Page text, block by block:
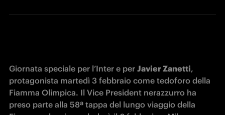
Giornata speciale per l’Inter e per Javier Zanetti,
protagonista martedì 3 febbraio come tedoforo della
Fiamma Olimpica. Il Vice President nerazzurro ha
preso parte alla 58ª tappa del lungo viaggio della